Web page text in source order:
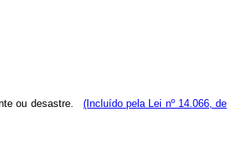
ou desastre.(Incluído pela Lei nº 14.066, de